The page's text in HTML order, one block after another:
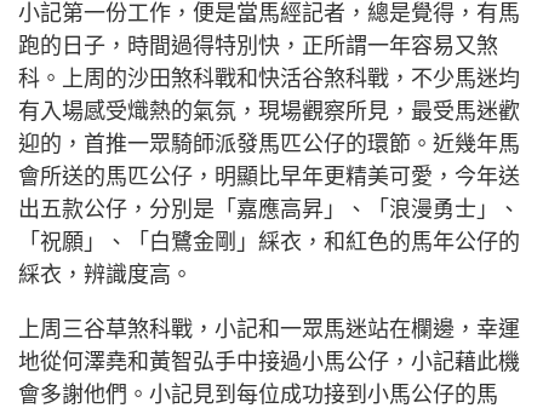
小記第一份工作，便是當馬經記者，總是覺得，有馬
跑的日子，時間過得特別快，正所謂一年容易又煞
科。上周的沙田煞科戰和快活谷煞科戰，不少馬迷均
有入場感受熾熱的氣氛，現場觀察所見，最受馬迷歡
迎的，首推一眾騎師派發馬匹公仔的環節。近幾年馬
會所送的馬匹公仔，明顯比早年更精美可愛，今年送
出五款公仔，分別是「嘉應高昇」、「浪漫勇士」、
「祝願」、「白鷺金剛」綵衣，和紅色的馬年公仔的
綵衣，辨識度高。
上周三谷草煞科戰，小記和一眾馬迷站在欄邊，幸運
地從何澤堯和黃智弘手中接過小馬公仔，小記藉此機
會多謝他們。小記見到每位成功接到小馬公仔的馬